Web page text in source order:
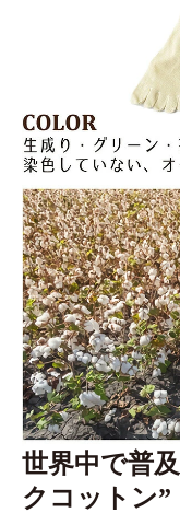
世界中で普
クコットン”